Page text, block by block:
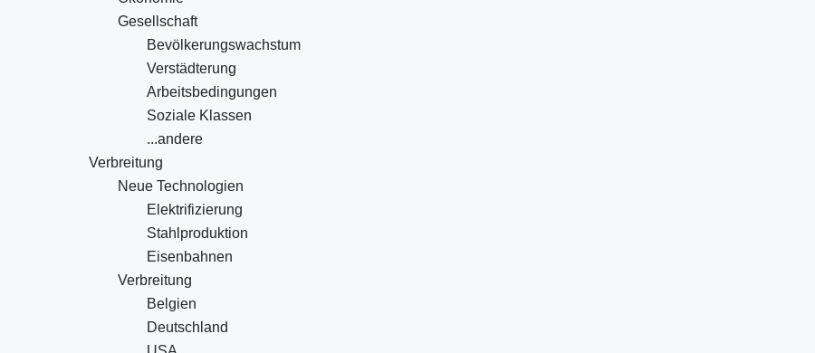
Gesellschaft
Bevölkerungswachstum
Verstädterung
Arbeitsbedingungen
Soziale Klassen
...andere
Verbreitung
Neue Technologien
Elektrifizierung
Stahlproduktion
Eisenbahnen
Verbreitung
Belgien
Deutschland